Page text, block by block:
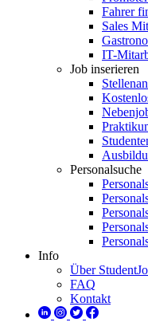
Fahrer
Sales
IT-
Job inserieren
Personalsuche
Info
Über
FAQ
Kontakt